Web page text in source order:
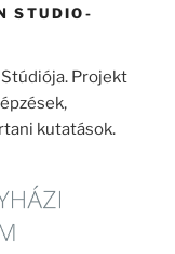
STUDIO-
Projekt
kutatások.